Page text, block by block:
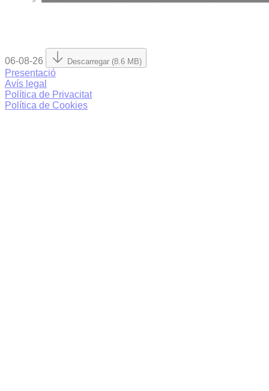
06-08-26 Descarregar (8.6 MB)
Presentació
Avís legal
Política de Privacitat
Política de Cookies